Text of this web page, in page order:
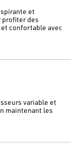
et
des
confortable avec
variable et
maintenant les